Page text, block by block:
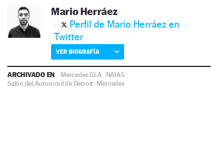
Mario Herráez
Perfil de Mario Herráez en
Twitter
VER BIOGRAFÍA
ARCHIVADO EN Mercedes GLA · NAIAS·
Salón del Automóvil de Detroit ·Mercedes